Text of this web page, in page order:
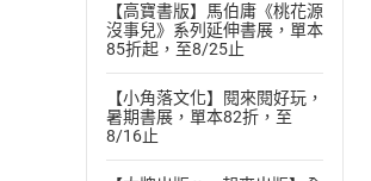
【高寶書版】馬伯庸《桃花源
沒事兒》系列延伸書展，單本
85折起，至8/25止
【小角落文化】閱來閱好玩，
暑期書展，單本82折，至
8/16止